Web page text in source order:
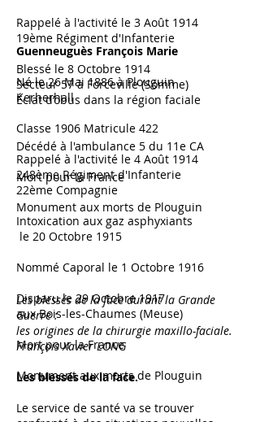
Rappelé à l'activité le 3 Août 1914
19ème Régiment d'Infanterie
Blessé le 8 Octobre 1914
Secteur 57 à Forceville (Somme)
​Éclat d’obus dans la région faciale
Décédé à l'ambulance 5 du 11e CA
Mort pour la France
Monument aux morts de Plouguin
Les blessés de la face durant la Grande
Guerre :
les origines de la chirurgie maxillo-faciale.
François Xavier LONG
Les blessés de la face.
Le service de santé va se trouver
Guenneuguès François Marie
Né le 26 Mai 1886 à Plouguin
Kerherhall
Classe 1906 Matricule 422
Rappelé à l'activité le 4 Août 1914
248ème Régiment d'Infanterie
22ème Compagnie
Intoxication aux gaz asphyxiants
le 20 Octobre 1915
Nommé Caporal le 1 Octobre 1916
Disparu le 29 Octobre 1917
aux Bois-les-Chaumes (Meuse)
Mort pour la France
Monument aux morts de Plouguin